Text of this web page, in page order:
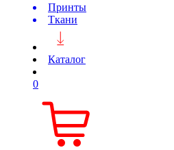
Принты
Ткани
Каталог
0